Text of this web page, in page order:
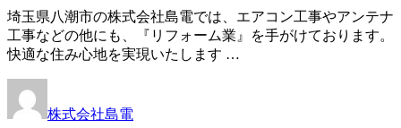
埼玉県八潮市の株式会社島電では、エアコン工事やアンテナ
工事などの他にも、『リフォーム業』を手がけております。
快適な住み心地を実現いたします …
株式会社島電